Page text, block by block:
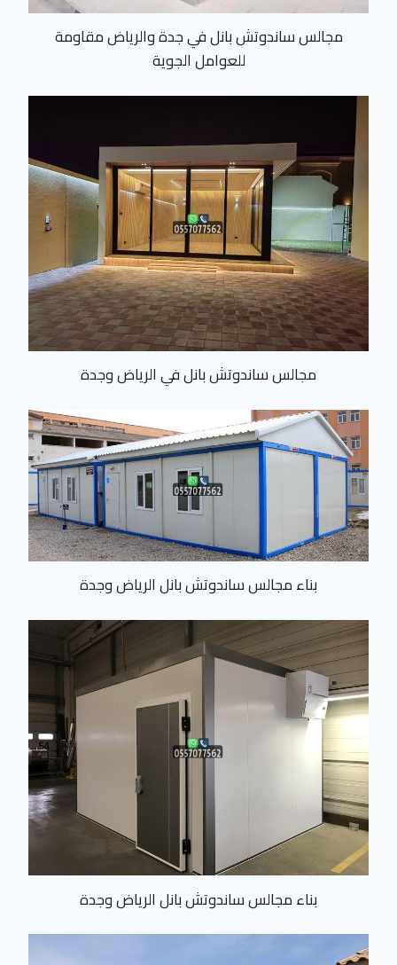
مجالس ساندوتش بانل في جدة والرياض مقاومة
للعوامل الجوية
مجالس ساندوتش بانل في الرياض وجدة
بناء مجالس ساندوتش بانل الرياض وجدة
بناء مجالس ساندوتش بانل الرياض وجدة